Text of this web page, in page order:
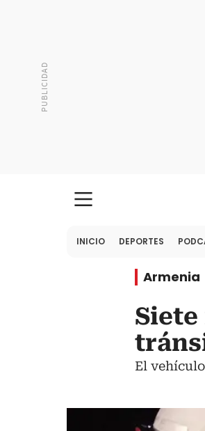
INICIO DEPORTES
Armenia
El